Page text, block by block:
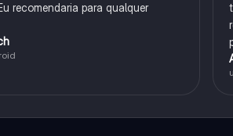
recomendaria para qualquer